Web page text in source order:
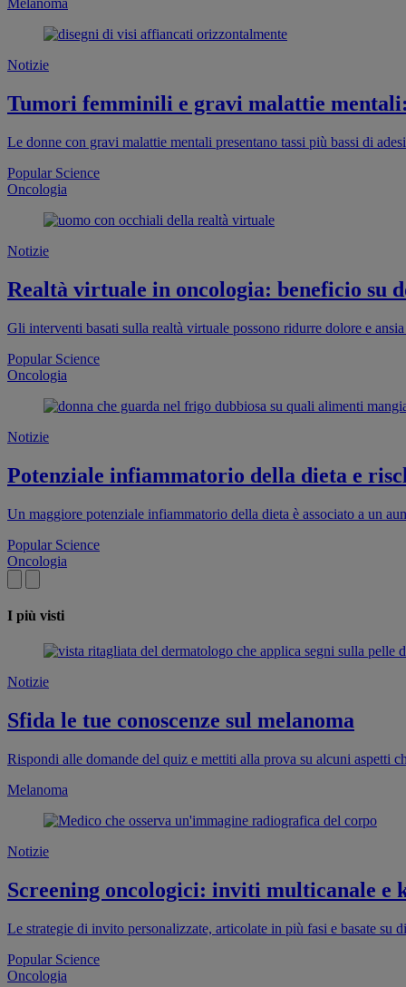
Melanoma
Notizie
Tumori femminili e gravi malattie
Le donne con gravi malattie mentali presentano tassi più bassi di
Popular Science
Oncologia
Notizie
Realtà virtuale in oncologia: beneficio su
Gli interventi basati sulla realtà virtuale possono ridurre dolore e
Popular Science
Oncologia
Notizie
Potenziale infiammatorio della dieta e
Un maggiore potenziale infiammatorio della dieta è associato a un
Popular Science
Oncologia
I più visti
Notizie
Sfida le tue conoscenze sul melanoma
Rispondi alle domande del quiz e mettiti alla prova su alcuni aspetti
Melanoma
Notizie
Screening oncologici: inviti multicanale e
Le strategie di invito personalizzate, articolate in più fasi e basate
Popular Science
Oncologia